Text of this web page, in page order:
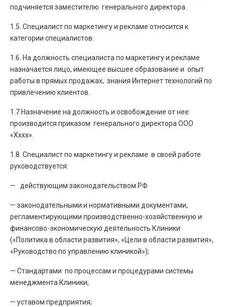
подчиняется заместителю генерального директора.
1.5. Специалист по маркетингу и рекламе относится к
категории специалистов.
1.6. На должность специалиста по маркетингу и рекламе
назначается лицо, имеющее высшее образование и опыт
работы в прямых продажах, знания Интернет технологий по
привлечению клиентов.
1.7.Назначение на должность и освобождение от нее
производится приказом генерального директора ООО
«Хххх».
1.8. Специалист по маркетингу и рекламе в своей работе
руководствуется:
— действующим законодательством РФ
— законодательными и нормативными документами,
регламентирующими производственно-хозяйственную и
финансово-экономическую деятельность Клиники
(«Политика в области развития», «Цели в области развития»,
«Руководство по управлению клиникой»);
— Стандартами по процессам и процедурами системы
менеджмента Клиники;
— уставом предприятия;